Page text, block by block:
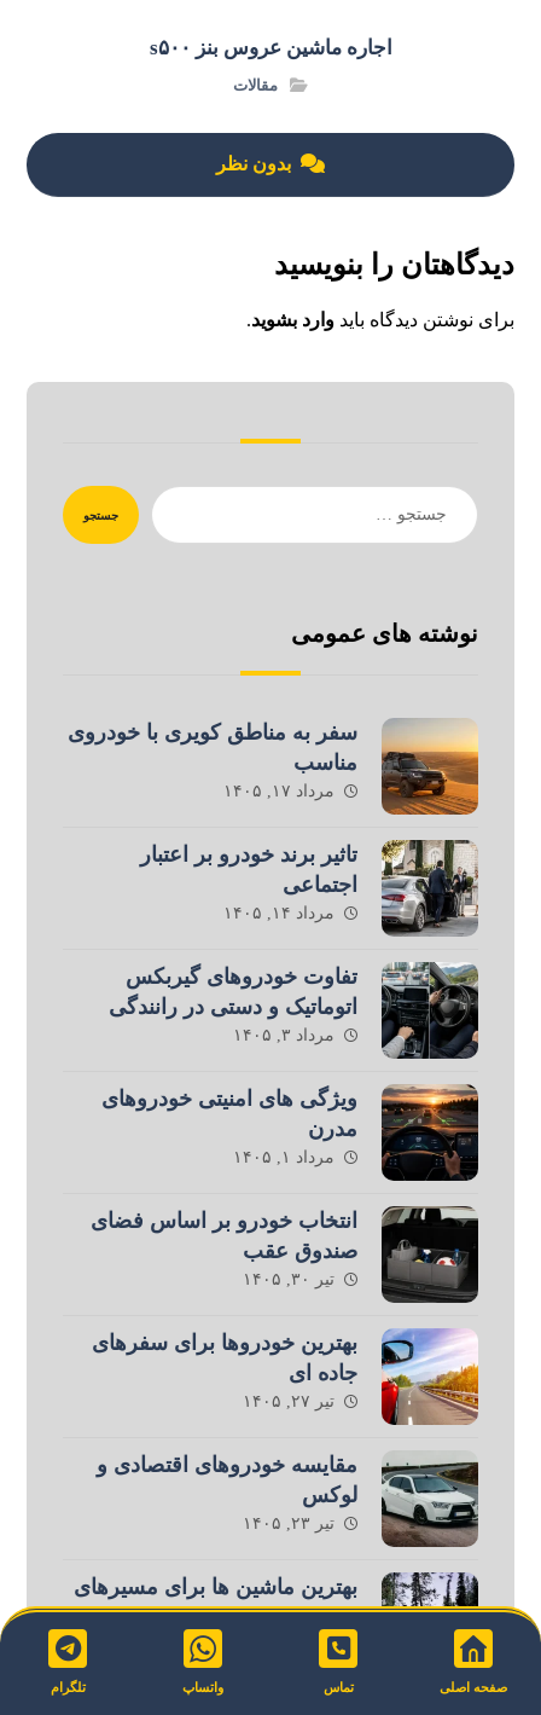
اجاره ماشین عروس بنز s۵۰۰
مقالات
بدون نظر
دیدگاهتان را بنویسید
برای نوشتن دیدگاه بایدوارد بشوید.
جستجو
نوشته های عمومی
سفر به مناطق کویری با خودروی
مناسب
مرداد ۱۷, ۱۴۰۵
تاثیر برند خودرو بر اعتبار
اجتماعی
مرداد ۱۴, ۱۴۰۵
تفاوت خودروهای گیربکس
اتوماتیک و دستی در رانندگی
مرداد ۳, ۱۴۰۵
ویژگی های امنیتی خودروهای
مدرن
مرداد ۱, ۱۴۰۵
انتخاب خودرو بر اساس فضای
صندوق عقب
تیر ۳۰, ۱۴۰۵
بهترین خودروها برای سفرهای
جاده ای
تیر ۲۷, ۱۴۰۵
مقایسه خودروهای اقتصادی و
لوکس
تیر ۲۳, ۱۴۰۵
بهترین ماشین ها برای مسیرهای
کوهستانی
تیر ۲۰, ۱۴۰۵
صفحه اصلی تماس واتساپ تلگرام